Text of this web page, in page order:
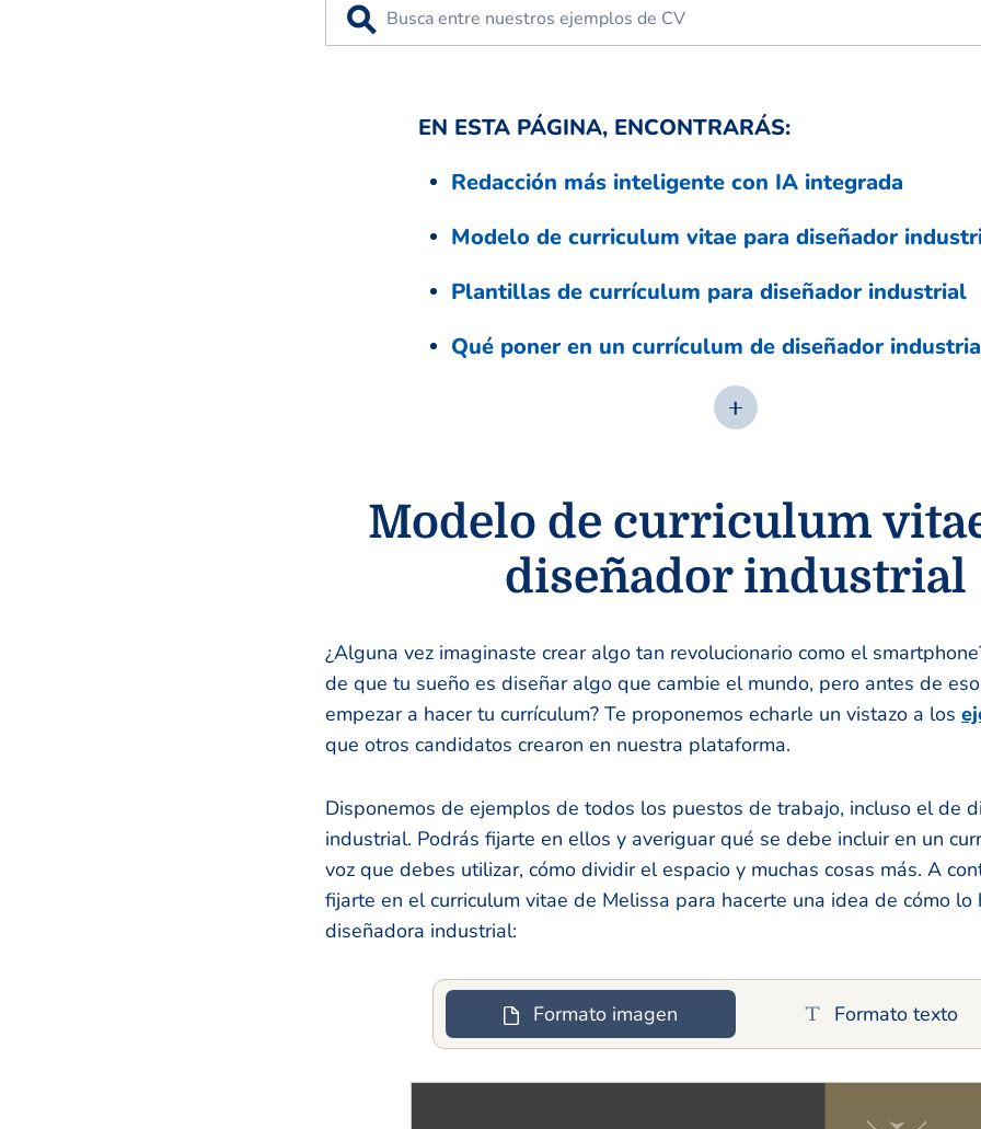
⚲
EN ESTA PÁGINA, ENCONTRARÁS:
Redacción más inteligente con IA integrada
Modelo de curriculum vitae para diseñador
Plantillas de currículum para diseñador industrial
Qué poner en un currículum de diseñador
Modelo de curriculum
diseñador industrial
¿Alguna vez imaginaste crear algo tan revolucionario como el
de que tu sueño es diseñar algo que cambie el mundo, pero antes de
empezar a hacer tu currículum? Te proponemos echarle un vistazo a los
que otros candidatos crearon en nuestra plataforma.
Disponemos de ejemplos de todos los puestos de trabajo, incluso el de
industrial. Podrás fijarte en ellos y averiguar qué se debe incluir en un
voz que debes utilizar, cómo dividir el espacio y muchas cosas más. A
fijarte en el curriculum vitae de Melissa para hacerte una idea de cómo lo
diseñadora industrial:
Formato imagen Formato texto